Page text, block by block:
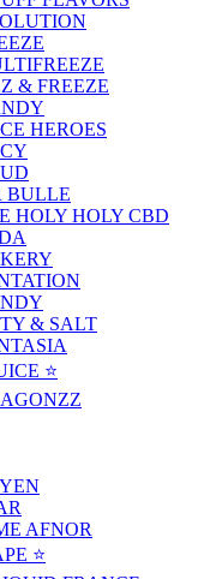
& FREEZE
HEROES
BULLE
HOLY HOLY CBD
& SALT
⭐️
AFNOR
⭐️